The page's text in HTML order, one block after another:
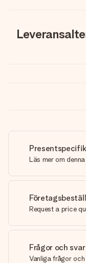
Läs mer om
Request a price
Frågor och svar
Vanliga frågor